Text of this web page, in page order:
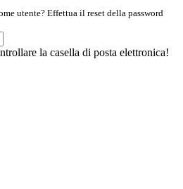
utente? Effettua il reset della password
la casella di posta elettronica!